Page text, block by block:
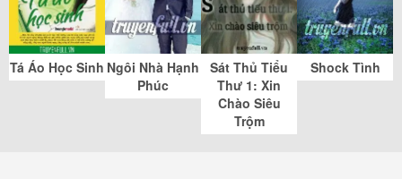
Tá Áo Học Sinh Ngôi Nhà Hạnh
Phúc
Sát Thủ Tiểu
Thư 1: Xin
Chào Siêu
Trộm
Shock Tình